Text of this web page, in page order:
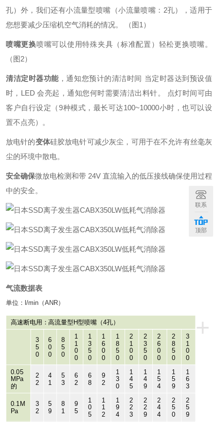
孔）外，我们还有小流量型喷嘴（小流量喷嘴：2孔），适用于
您想要减少压缩机空气消耗的情况。 （图1）
喷嘴更换喷嘴可以使用特殊夹具（标准配置）轻松更换喷嘴。
（图2）
清洁定时器功能 ，通知您预计的清洁时间 当定时器达到预设值
时，LED 会亮起，通知您何时需要清洁出料针。 点灯时间可由
客户自行设定（9种模式，最长可达100~10000小时，也可以设
置不点亮）。
放电针的变体硅胶放电针可减少灰尘，可用于在不允许有丝毫灰
尘的环境中散电。
安全确保微放电检测和带 24V 直流输入的低压接线确保使用过程
中的安全。
气流数据表
单位：l/min（ANR）
+
高速断电用：高流量型H型喷嘴（4孔）
3
5
0
6
0
0
8
5
0
1
1
0
0
1
3
5
0
1
6
0
0
1
8
5
0
2
1
0
0
2
3
5
0
2
6
0
0
2
8
5
0
3
1
0
0
0.05
MPa
的
2
2
4
1
5
3
6
2
6
8
9
2
1
3
0
1
4
5
1
4
9
1
5
4
1
5
9
1
6
3
0.1M
Pa
3
2
5
9
8
1
9
5
1
0
5
1
1
2
1
9
4
2
2
3
2
2
9
2
4
4
2
5
0
2
5
9
联系
顶部